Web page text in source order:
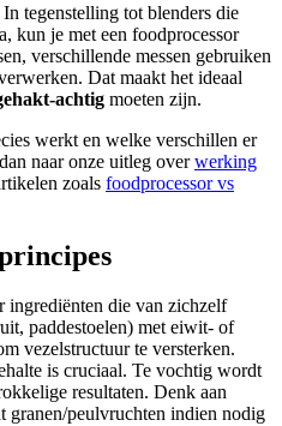
tegenstelling tot blenders die
kun je met een foodprocessor
verschillende messen gebruiken
Dat maakt het ideaal
achtig moeten zijn.
werkt en welke verschillen er
naar onze uitleg overwerking
zoals foodprocessor vs
ingrediënten die van zichzelf
paddestoelen) met eiwit- of
vezelstructuur te versterken.
is cruciaal. Te vochtig wordt
resultaten. Denk aan
granen/peulvruchten indien nodig